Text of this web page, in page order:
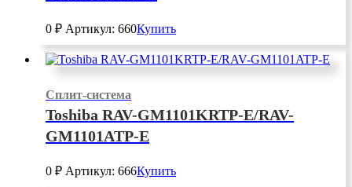
0 ₽ Артикул: 660Купить
Сплит-система
Toshiba RAV-GM1101KRTP-E/RAV-
GM1101ATP-E
0 ₽ Артикул: 666Купить